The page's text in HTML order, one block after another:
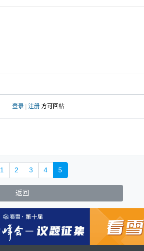
登录 | 注册 方可回帖
1 2 3 4 5
返回